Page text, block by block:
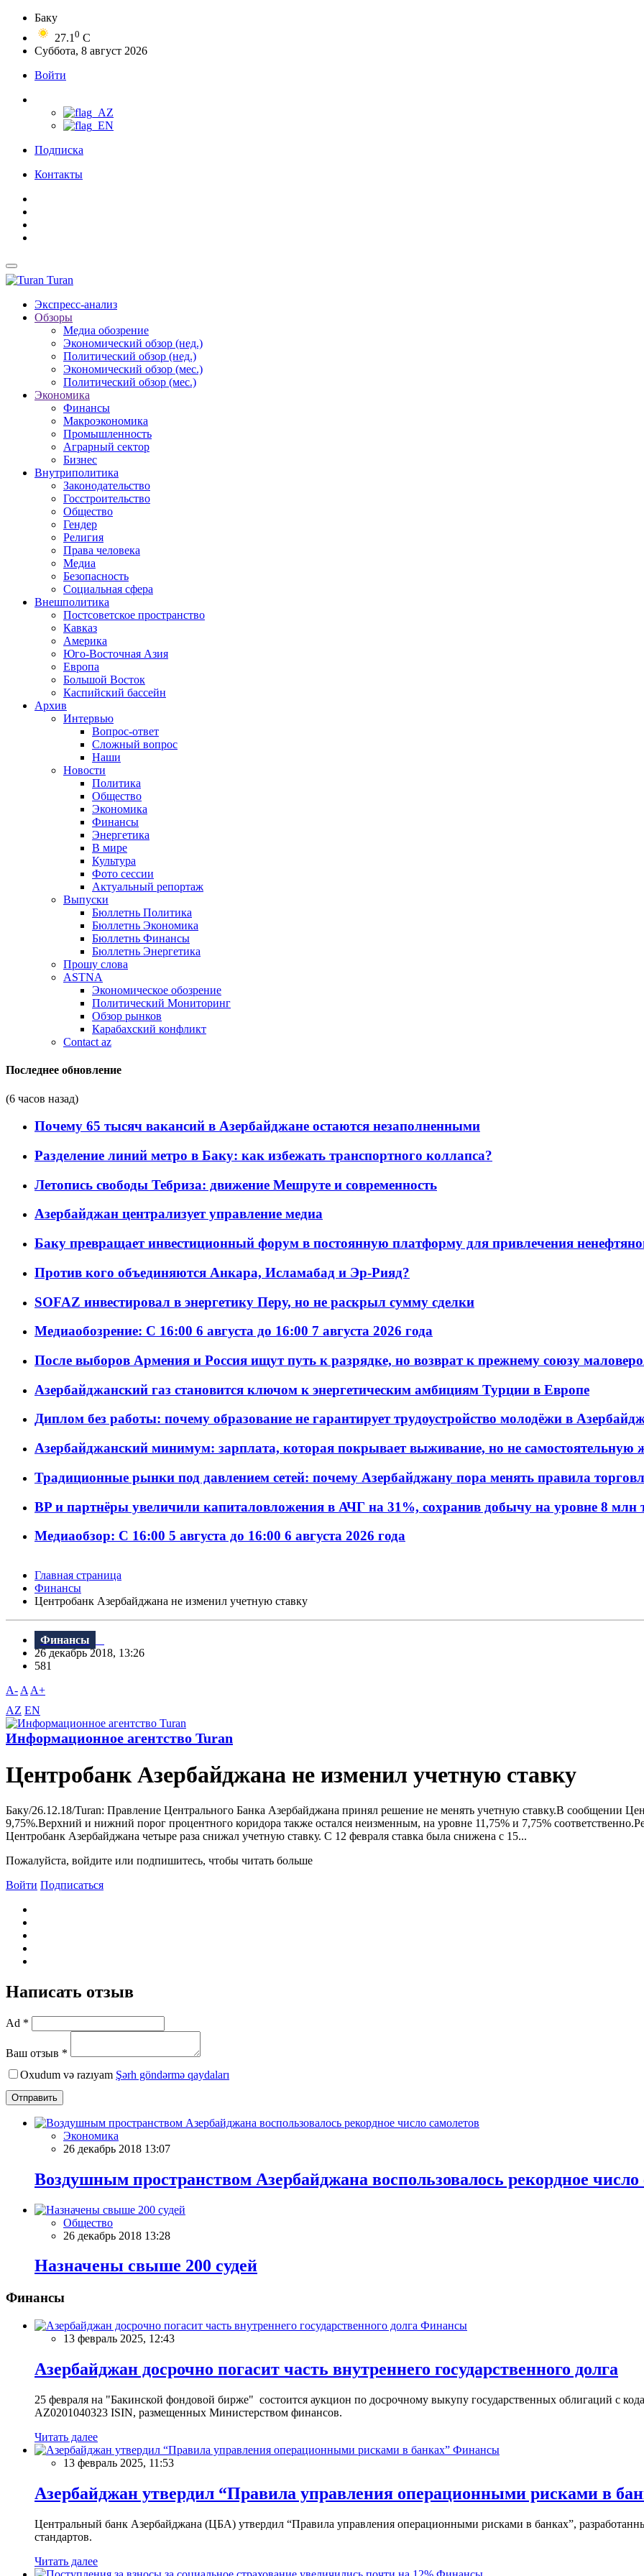
Баку
27.1 0 C
Суббота, 8 август 2026
Войти
Подписка
Контакты
Turan
Экспресс-анализ
Обзоры
Медиа обозрение
Экономический обзор (нед.)
Политический обзор (нед.)
Экономический обзор (мес.)
Политический обзор (мес.)
Экономика
Финансы
Макроэкономика
Промышленность
Аграрный сектор
Бизнес
Внутриполитика
Законодательство
Госстроительство
Общество
Гендер
Религия
Права человека
Медиа
Безопасность
Социальная сфера
Внешполитика
Постсоветское пространство
Кавказ
Америка
Юго-Восточная Азия
Европа
Большой Восток
Каспийский бассейн
Архив
Интервью
Вопрос-ответ
Сложный вопрос
Наши
Новости
Политика
Общество
Экономика
Финансы
Энергетика
В мире
Культура
Фото сессии
Актуальный репортаж
Выпуски
Бюллетнь Политика
Бюллетнь Экономика
Бюллетнь Финансы
Бюллетнь Энергетика
Прошу слова
ASTNA
Экономическое обозрение
Политический Мониторинг
Обзор рынков
Карабахский конфликт
Contact az
Последнее обновление
(6 часов назад)
Почему 65 тысяч вакансий в Азербайджане остаются незаполненными
Разделение линий метро в Баку: как избежать транспортного коллапса?
Летопись свободы Тебриза: движение Мешруте и современность
Азербайджан централизует управление медиа
Баку превращает инвестиционный форум в постоянную платформу для привлечения
Против кого объединяются Анкара, Исламабад и Эр-Рияд?
SOFAZ инвестировал в энергетику Перу, но не раскрыл сумму сделки
Медиаобозрение: С 16:00 6 августа до 16:00 7 августа 2026 года
После выборов Армения и Россия ищут путь к разрядке, но возврат к прежнему союзу
Азербайджанский газ становится ключом к энергетическим амбициям Турции в Европе
Диплом без работы: почему образование не гарантирует трудоустройство молодёжи в
Азербайджанский минимум: зарплата, которая покрывает выживание, но не самостоятельную
Традиционные рынки под давлением сетей: почему Азербайджану пора менять правила
BP и партнёры увеличили капиталовложения в АЧГ на 31%, сохранив добычу на уровне 8 млн
Медиаобзор: С 16:00 5 августа до 16:00 6 августа 2026 года
Главная страница
Финансы
Центробанк Азербайджана не изменил учетную ставку
Финансы
26 декабрь 2018, 13:26
581
A- A A+
AZ EN
Информационное агентство Turan
Центробанк Азербайджана не изменил учетную ставку
Баку/26.12.18/Turan: Правление Центрального Банка Азербайджана принял решение не менять учетную ставку.B сообщении
9,75%.Bерхний и нижний порог процентного коридора также остался неизменным, на уровне 11,75% и 7,75%
Центробанк Азербайджана четыре раза снижал учетную ставку. С 12 февраля ставка была снижена с 15...
Пожалуйста, войдите или подпишитесь, чтобы читать больше
Войти Подписаться
Написать отзыв
Ad *
Ваш отзыв *
Oxudum və razıyam Şərh göndərmə qaydaları
Отправить
Экономика
26 декабрь 2018 13:07
Воздушным пространством Азербайджана воспользовалось рекордное число
Общество
26 декабрь 2018 13:28
Назначены свыше 200 судей
Финансы
Финансы
13 февраль 2025, 12:43
Азербайджан досрочно погасит часть внутреннего государственного долга
25 февраля на "Бакинской фондовой бирже" состоится аукцион по досрочному выкупу государственных облигаций с
AZ0201040323 ISIN, размещенных Министерством финансов.
Читать далее
Финансы
13 февраль 2025, 11:53
Азербайджан утвердил “Правила управления операционными рисками в
Центральный банк Азербайджана (ЦБА) утвердил “Правила управления операционными рисками в банках”,
стандартов.
Читать далее